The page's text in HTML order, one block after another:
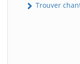
Trouver